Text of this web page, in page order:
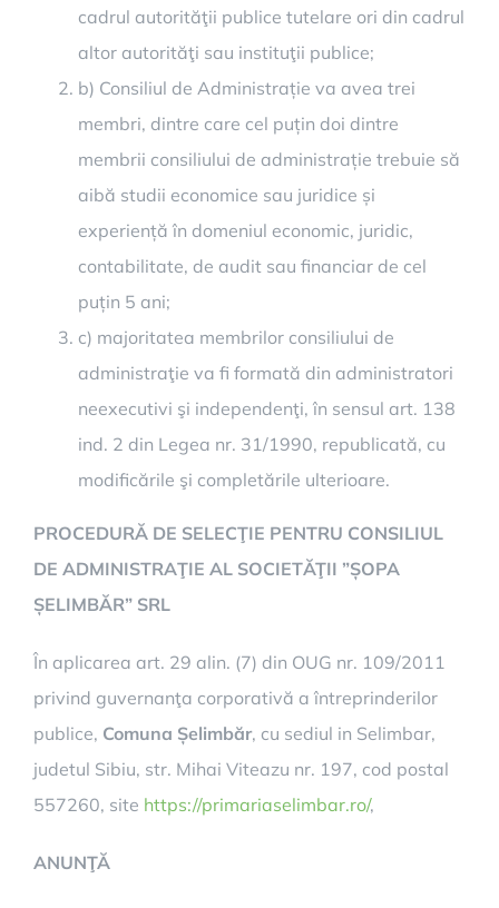
cadrul autorităţii publice tutelare ori din cadrul
altor autorităţi sau instituţii publice;
b) Consiliul de Administrație va avea trei
membri, dintre care cel puțin doi dintre
membrii consiliului de administrație trebuie să
aibă studii economice sau juridice și
experiență în domeniul economic, juridic,
contabilitate, de audit sau financiar de cel
puțin 5 ani;
c) majoritatea membrilor consiliului de
administraţie va fi formată din administratori
neexecutivi şi independenţi, în sensul art. 138
ind. 2 din Legea nr. 31/1990, republicată, cu
modificările şi completările ulterioare.
PROCEDURĂ DE SELECŢIE PENTRU CONSILIUL
DE ADMINISTRAŢIE AL SOCIETĂŢII ”ȘOPA
ȘELIMBĂR” SRL
În aplicarea art. 29 alin. (7) din OUG nr. 109/2011
privind guvernanţa corporativă a întreprinderilor
publice, Comuna Șelimbăr, cu sediul in Selimbar,
judetul Sibiu, str. Mihai Viteazu nr. 197, cod postal
557260, site https://primariaselimbar.ro/,
ANUNŢĂ